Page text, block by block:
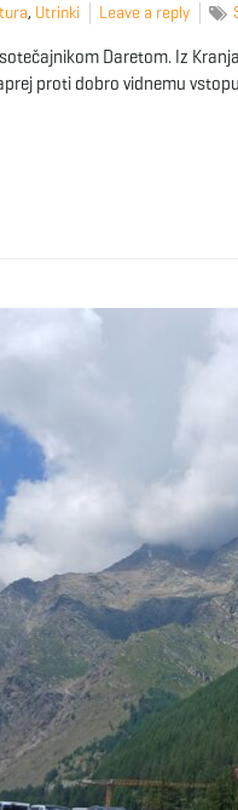
, Utrinki Leave a reply
Daretom. Iz
proti dobro vidnemu